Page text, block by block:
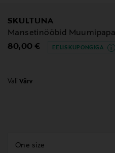
SKULTUNA
Mansetinööbid Muumipapa
Original Price
80,00 € EELIS KUPONGIGA
Vali Värv